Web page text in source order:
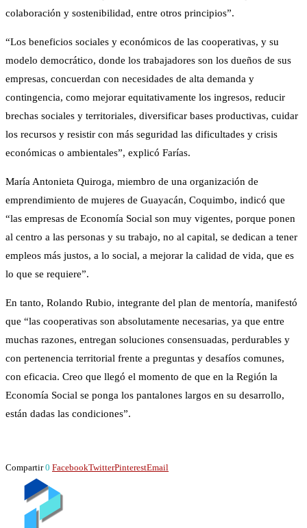
colaboración y sostenibilidad, entre otros principios”.
“Los beneficios sociales y económicos de las cooperativas, y su
modelo democrático, donde los trabajadores son los dueños de sus
empresas, concuerdan con necesidades de alta demanda y
contingencia, como mejorar equitativamente los ingresos, reducir
brechas sociales y territoriales, diversificar bases productivas, cuidar
los recursos y resistir con más seguridad las dificultades y crisis
económicas o ambientales”, explicó Farías.
María Antonieta Quiroga, miembro de una organización de
emprendimiento de mujeres de Guayacán, Coquimbo, indicó que
“las empresas de Economía Social son muy vigentes, porque ponen
al centro a las personas y su trabajo, no al capital, se dedican a tener
empleos más justos, a lo social, a mejorar la calidad de vida, que es
lo que se requiere”.
En tanto, Rolando Rubio, integrante del plan de mentoría, manifestó
que “las cooperativas son absolutamente necesarias, ya que entre
muchas razones, entregan soluciones consensuadas, perdurables y
con pertenencia territorial frente a preguntas y desafíos comunes,
con eficacia. Creo que llegó el momento de que en la Región la
Economía Social se ponga los pantalones largos en su desarrollo,
están dadas las condiciones”.
Compartir 0 FacebookTwitterPinterestEmail